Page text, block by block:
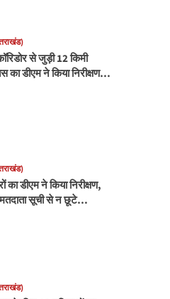
से जुड़ी 12 किमी
का डीएम ने किया निरीक्षण…
डीएम ने किया निरीक्षण,
सूची से न छूटे…